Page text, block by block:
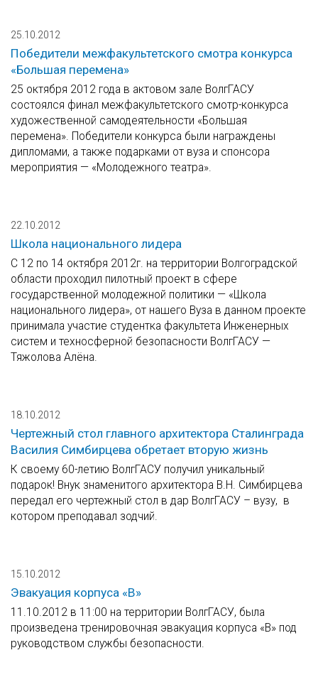
25.10.2012
Победители межфакультетского смотра конкурса
«Большая перемена»
25 октября 2012 года в актовом зале ВолгГАСУ
состоялся финал межфакультетского смотр-конкурса
художественной самодеятельности «Большая
перемена». Победители конкурса были награждены
дипломами, а также подарками от вуза и спонсора
мероприятия — «Молодежного театра».
22.10.2012
Школа национального лидера
С 12 по 14 октября 2012г. на территории Волгоградской
области проходил пилотный проект в сфере
государственной молодежной политики — «Школа
национального лидера», от нашего Вуза в данном проекте
принимала участие студентка факультета Инженерных
систем и техносферной безопасности ВолгГАСУ —
Тяжолова Алёна.
18.10.2012
Чертежный стол главного архитектора Сталинграда
Василия Симбирцева обретает вторую жизнь
К своему 60-летию ВолгГАСУ получил уникальный
подарок! Внук знаменитого архитектора В.Н. Симбирцева
передал его чертежный стол в дар ВолгГАСУ – вузу, в
котором преподавал зодчий.
15.10.2012
Эвакуация корпуса «В»
11.10.2012 в 11:00 на территории ВолгГАСУ, была
произведена тренировочная эвакуация корпуса «В» под
руководством службы безопасности.